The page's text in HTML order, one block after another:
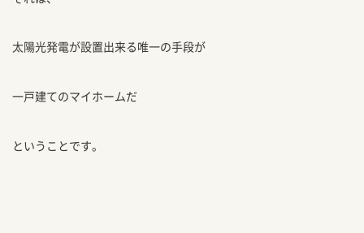
太陽光発電が設置出来る唯一の手段が
一戸建てのマイホームだ
ということです。